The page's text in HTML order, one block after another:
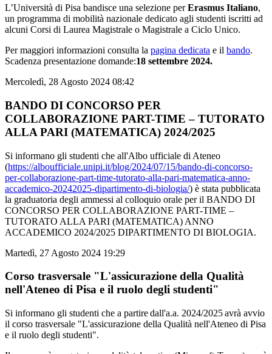
L’Università di Pisa bandisce una selezione perErasmus Italiano,
un programma di mobilità nazionale dedicato agli studenti iscritti ad
alcuni Corsi di Laurea Magistrale o Magistrale a Ciclo Unico.
Per maggiori informazioni consulta la pagina dedicata e il bando.
Scadenza presentazione domande:18 settembre 2024.
Mercoledì, 28 Agosto 2024 08:42
BANDO DI CONCORSO PER
COLLABORAZIONE PART-TIME – TUTORATO
ALLA PARI (MATEMATICA) 2024/2025
Si informano gli studenti che all'Albo ufficiale di Ateneo
(https://alboufficiale.unipi.it/blog/2024/07/15/bando-di-concorso-
per-collaborazione-part-time-tutorato-alla-pari-matematica-anno-
accademico-20242025-dipartimento-di-biologia/) è stata pubblicata
la graduatoria degli ammessi al colloquio orale per il BANDO DI
CONCORSO PER COLLABORAZIONE PART-TIME –
TUTORATO ALLA PARI (MATEMATICA) ANNO
ACCADEMICO 2024/2025 DIPARTIMENTO DI BIOLOGIA.
Martedì, 27 Agosto 2024 19:29
Corso trasversale "L'assicurazione della Qualità
nell'Ateneo di Pisa e il ruolo degli studenti"
Si informano gli studenti che a partire dall'a.a. 2024/2025 avrà avvio
il corso trasversale "L'assicurazione della Qualità nell'Ateneo di Pisa
e il ruolo degli studenti".